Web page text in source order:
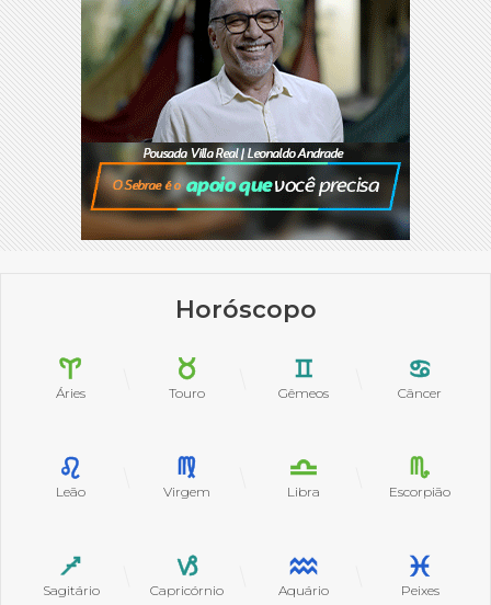
Horóscopo
Áries Touro Gêmeos Câncer
Leão Virgem Libra Escorpião
Sagitário Capricórnio Aquário Peixes